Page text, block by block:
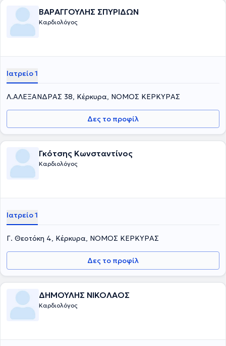
ΒΑΡΑΓΓΟΥΛΗΣ ΣΠΥΡΙΔΩΝ
Καρδιολόγος
Ιατρείο 1
Λ.ΑΛΕΞΑΝΔΡΑΣ 38, Κέρκυρα, ΝΟΜΟΣ ΚΕΡΚΥΡΑΣ
Δες το προφίλ
Γκότσης Κωνσταντίνος
Καρδιολόγος
Ιατρείο 1
Γ. Θεοτόκη 4, Κέρκυρα, ΝΟΜΟΣ ΚΕΡΚΥΡΑΣ
Δες το προφίλ
ΔΗΜΟΥΛΗΣ ΝΙΚΟΛΑΟΣ
Καρδιολόγος